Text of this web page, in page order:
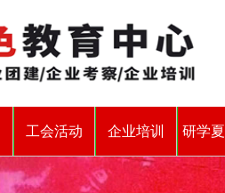
工会活动 企业培训 研学